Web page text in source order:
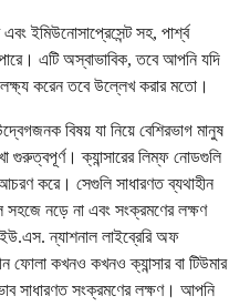
এবং ইমিউনোসাপ্রেসেন্ট সহ, পার্শ্ব
এটি অস্বাভাবিক, তবে আপনি যদি
করেন তবে উল্লেখ করার মতো।
বিষয় যা নিয়ে বেশিরভাগ মানুষ
গুরুত্বপূর্ণ। ক্যান্সারের লিম্ফ নোডগুলি
করে। সেগুলি সাধারণত ব্যথাহীন
সহজে নড়ে না এবং সংক্রমণের লক্ষণ
ন্যাশনাল লাইব্রেরি অফ
ফোলা কখনও কখনও ক্যান্সার বা টিউমার
সাধারণত সংক্রমণের লক্ষণ। আপনি